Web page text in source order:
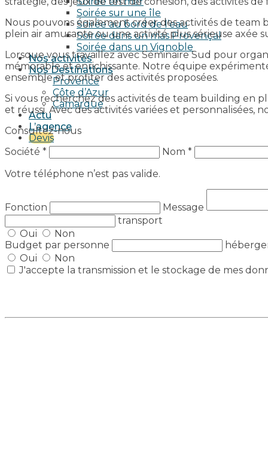
Soirée sur une île
Soirée au bord de l’eau
Soirée dans un mas Provençal
Soirée dans un Vignoble
Nos activités
Nos Destinations
Provence
Côte d’Azur
Camargue
Actu
L’agence
Devis
Nous pouvons également créer des activités de team
plein air amusante ou une activité plus sérieuse
Lorsque vous travaillez avec Séminaire Sud pour
mémorable et enrichissante. Notre équipe
ensemble et profiter des activités proposées.
Si vous recherchez des activités de team building en
et réussi. Avec des activités variées et
Consultez-nous
Société *
Nom *
Votre téléphone n’est pas valide.
Fonction
Message
transport
Oui
Non
Budget par personne
Oui
Non
J'accepte la transmission et le stockage de mes